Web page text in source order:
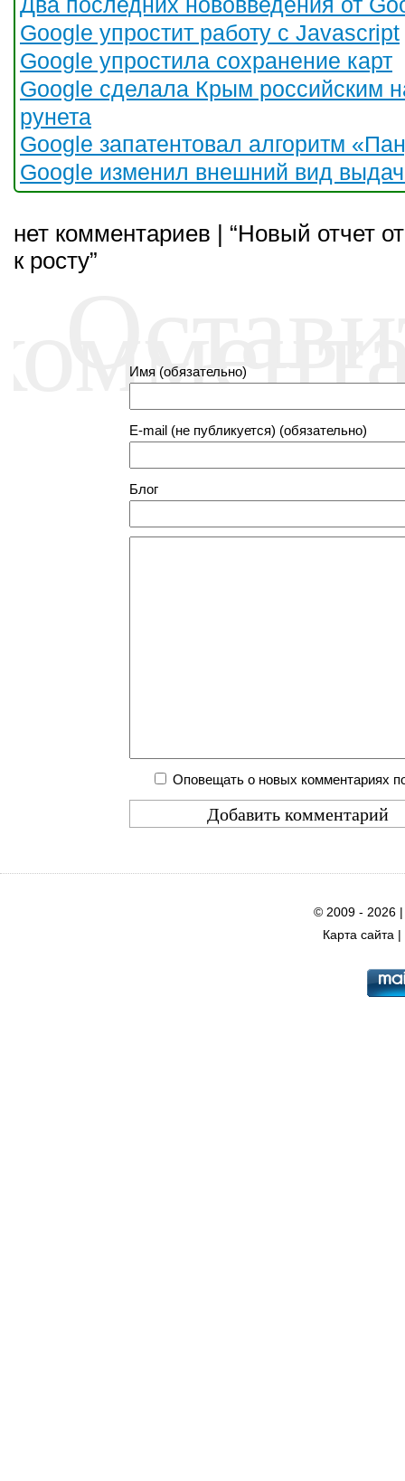
Google упростит работу с Javascript
Google упростила сохранение карт
Google сделала Крым российским
рунета
Google запатентовал алгоритм
Google изменил внешний вид
нет комментариев | “Новый отчет
к росту”
Имя (обязательно)
E-mail (не публикуется) (обязательно)
Блог
Оповещать о новых комментариях
© 2009 - 2026
Карта сайта